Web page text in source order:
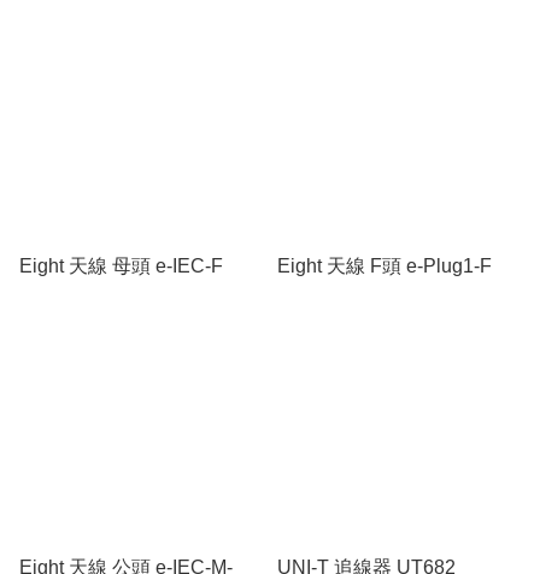
Eight 天線 母頭 e-IEC-F Eight 天線 F頭 e-Plug1-F
Eight 天線 公頭 e-IEC-M- UNI-T 追線器 UT682